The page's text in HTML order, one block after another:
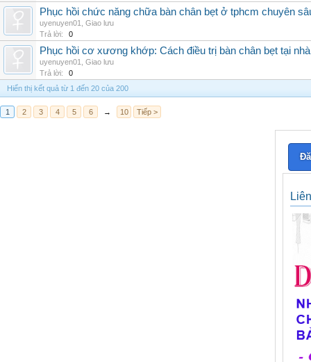
Phục hồi chức năng chữa bàn chân bẹt ở tphcm chuyên
uyenuyen01
Giao lưu
Trả lời:
0
Phục hồi cơ xương khớp: Cách điều trị bàn chân bẹt tại
uyenuyen01
Giao lưu
Trả lời:
0
Hiển thị kết quả từ 1 đến 20 của 200
1 2 3 4 5 6 → 10 Tiếp >